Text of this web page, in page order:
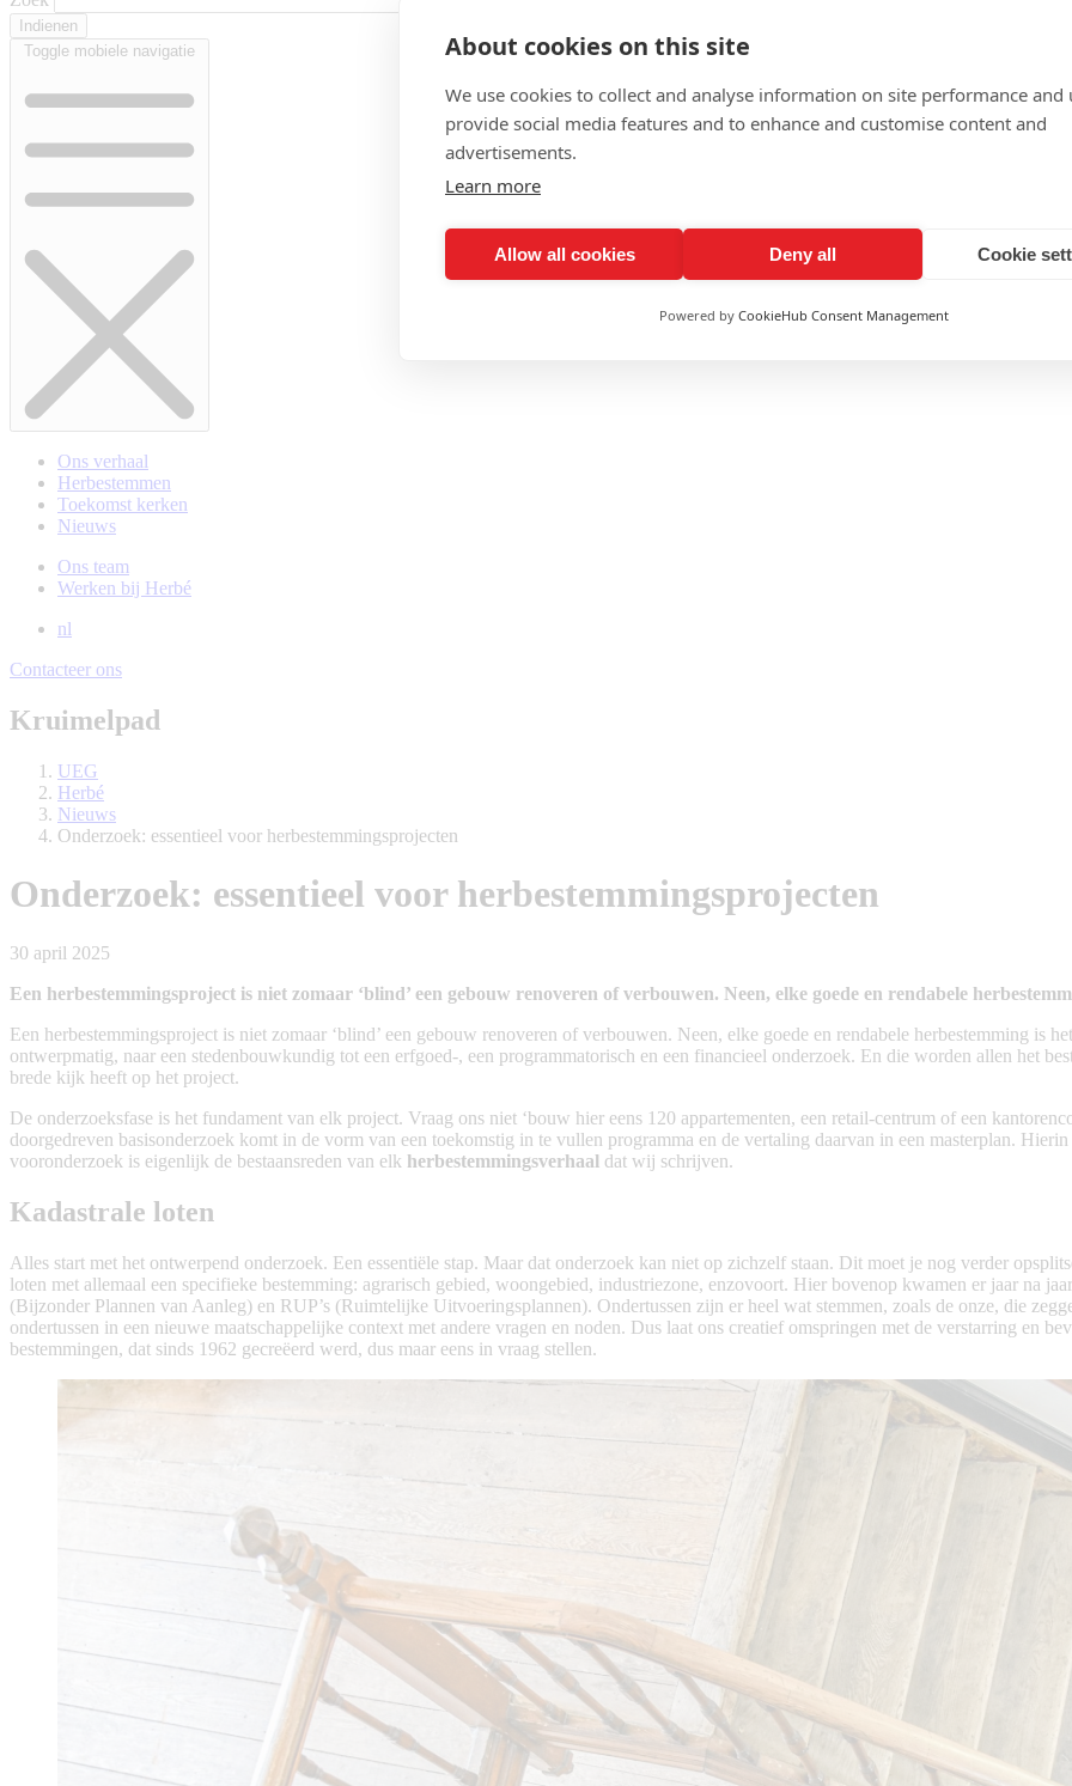
Toggle mobiele navigatie
Ons verhaal
Herbestemmen
Toekomst kerken
Nieuws
Ons team
Werken bij Herbé
nl
Contacteer ons
Kruimelpad
UEG
Herbé
Nieuws
Onderzoek: essentieel voor herbestemmingsprojecten
Onderzoek: essentieel voor herbestemmingsprojecten
30 april 2025
Een herbestemmingsproject is niet zomaar ‘blind’ een gebouw renoveren of verbouwen. Neen, elke goede en rendabele
Een herbestemmingsproject is niet zomaar ‘blind’ een gebouw renoveren of verbouwen. Neen, elke goede en rendabele herbestemming is
ontwerpmatig, naar een stedenbouwkundig tot een erfgoed-, een programmatorisch en een financieel onderzoek. En die worden allen het
brede kijk heeft op het project.
De onderzoeksfase is het fundament van elk project. Vraag ons niet ‘bouw hier eens 120 appartementen, een retail-centrum of een
doorgedreven basisonderzoek komt in de vorm van een toekomstig in te vullen programma en de vertaling daarvan in een masterplan.
vooronderzoek is eigenlijk de bestaansreden van elk herbestemmingsverhaal dat wij schrijven.
Kadastrale loten
Alles start met het ontwerpend onderzoek. Een essentiële stap. Maar dat onderzoek kan niet op zichzelf staan. Dit moet je nog verder
loten met allemaal een specifieke bestemming: agrarisch gebied, woongebied, industriezone, enzovoort. Hier bovenop kwamen er jaar na
(Bijzonder Plannen van Aanleg) en RUP’s (Ruimtelijke Uitvoeringsplannen). Ondertussen zijn er heel wat stemmen, zoals de onze, die
ondertussen in een nieuwe maatschappelijke context met andere vragen en noden. Dus laat ons creatief omspringen met de verstarring en
bestemmingen, dat sinds 1962 gecreëerd werd, dus maar eens in vraag stellen.
About cookies on this site
We use cookies to collect and analyse information on site performance and
provide social media features and to enhance and customise content and
advertisements.
Learn more
Allow all cookies Deny all Cookie
Powered by CookieHub Consent Management